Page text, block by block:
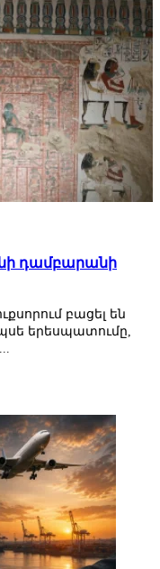
դամբարանի
բացել են
երեսպատումը,